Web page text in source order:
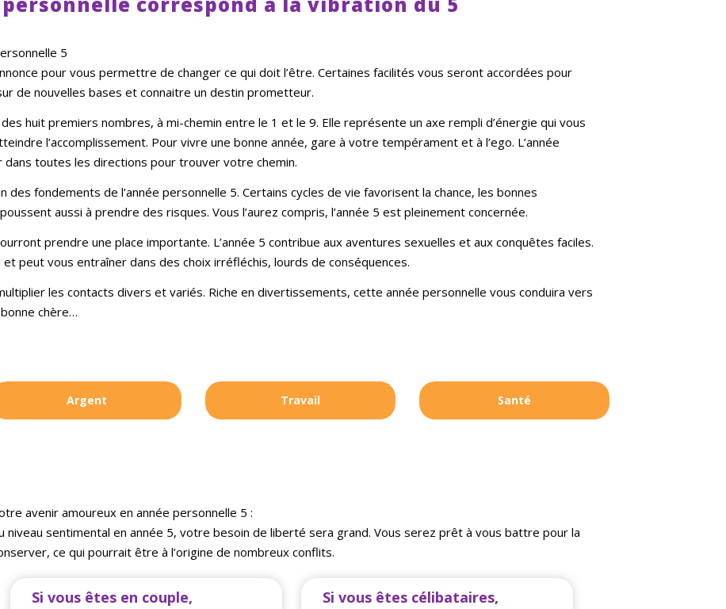
5
pour vous permettre de changer ce qui doit l’être. Certaines facilités vous seront accordées pour
de nouvelles bases et connaitre un destin prometteur.
huit premiers nombres, à mi-chemin entre le 1 et le 9. Elle représente un axe rempli d’énergie qui vous
l’accomplissement. Pour vivre une bonne année, gare à votre tempérament et à l’ego. L’année
toutes les directions pour trouver votre chemin.
des fondements de l’année personnelle 5. Certains cycles de vie favorisent la chance, les bonnes
aussi à prendre des risques. Vous l’aurez compris, l’année 5 est pleinement concernée.
prendre une place importante. L’année 5 contribue aux aventures sexuelles et aux conquêtes faciles.
peut vous entraîner dans des choix irréfléchis, lourds de conséquences.
les contacts divers et variés. Riche en divertissements, cette année personnelle vous conduira vers
chère…
Argent Travail Santé
avenir amoureux en année personnelle 5 :
niveau sentimental en année 5, votre besoin de liberté sera grand. Vous serez prêt à vous battre pour la
ce qui pourrait être à l’origine de nombreux conflits.
Si vous êtes en couple, Si vous êtes célibataires,